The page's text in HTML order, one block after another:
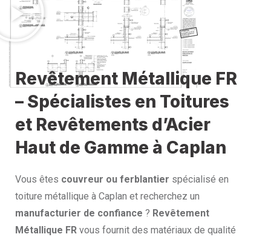
Revêtement Métallique FR
– Spécialistes en Toitures
et Revêtements d’Acier
Haut de Gamme à Caplan
Vous êtes couvreur ou ferblantier spécialisé en
toiture métallique à Caplan et recherchez un
manufacturier de confiance ? Revêtement
Métallique FR vous fournit des matériaux de qualité